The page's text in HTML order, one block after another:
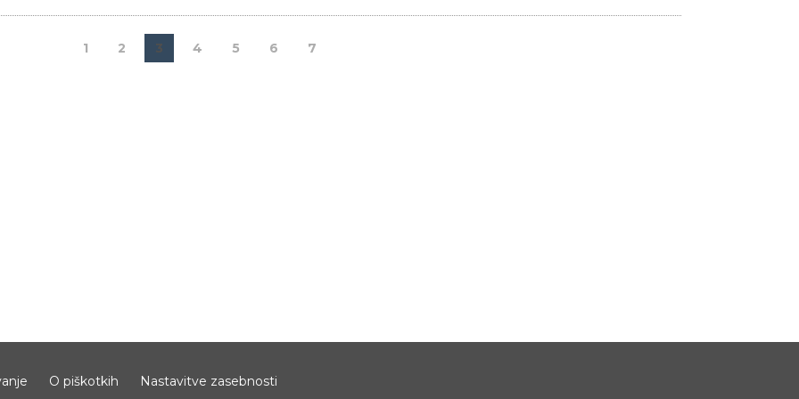
1 2 3 4 5 6 7
O piškotkih Nastavitve zasebnosti